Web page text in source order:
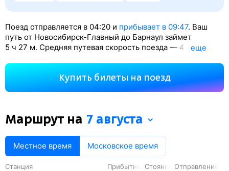
Поезд отправляется в 04:20 и прибывает в 09:47. Ваш
путь от Новосибирск-Главный до Барнаул займет
5 ч 27 м. Средняя путевая скорость поезда — 42 км/ч.
Вы проедете 228 км. На этом маршруте будет 5
остановок. Самая продолжительная стоянка поезда
на станции Черепаново — 30 минут.
eще
Купить билеты на поезд
Маршрут на 7 августа
Местное время Московское время
Станция Прибытие Стоянка
Отправление